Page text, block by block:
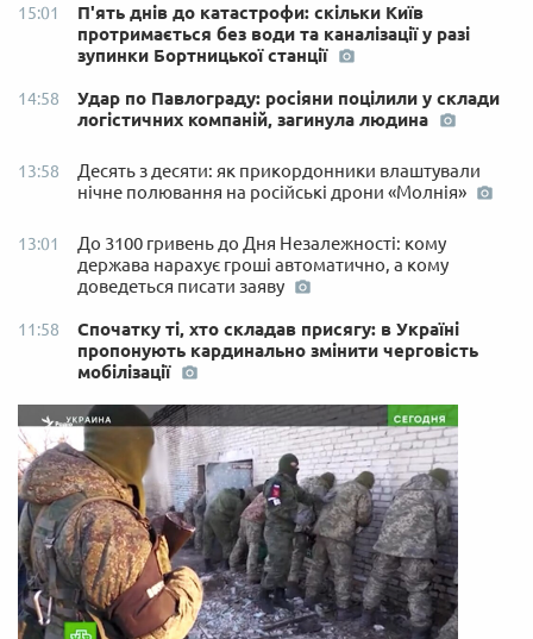
15:01
П'ять днів до катастрофи: скільки Київ
протримається без води та каналізації у разі
зупинки Бортницької станції
14:58
Удар по Павлограду: росіяни поцілили у склади
логістичних компаній, загинула людина
13:58
Десять з десяти: як прикордонники влаштували
нічне полювання на російські дрони «Молнія»
13:01
До 3100 гривень до Дня Незалежності: кому
держава нарахує гроші автоматично, а кому
доведеться писати заяву
11:58
Спочатку ті, хто складав присягу: в Україні
пропонують кардинально змінити черговість
мобілізації